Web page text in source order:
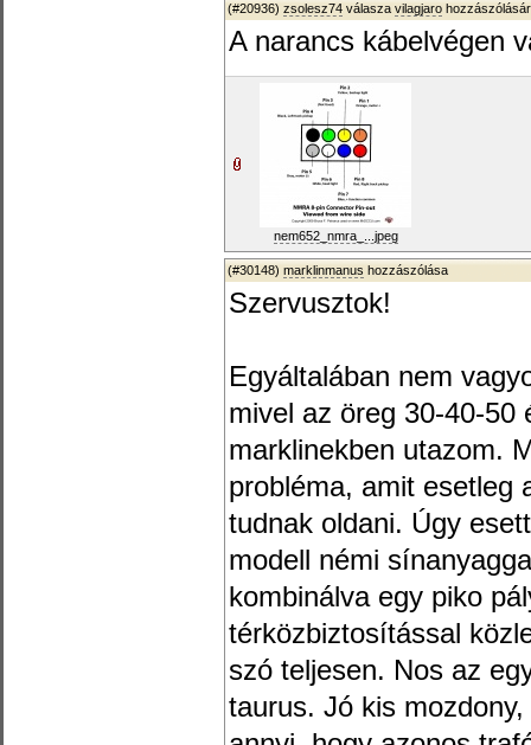
(#20936) zsolesz74 válasza vilagjaro
A narancs kábelvégen
nem652_nmra_...jpeg
(#30148) marklinmanus hozzászólása
Szervusztok!
Egyáltalában nem
mivel az öreg 30-40-50
marklinekben utazom.
probléma, amit esetleg
tudnak oldani. Úgy
modell némi
kombinálva egy piko
térközbiztosítással
szó teljesen. Nos az
taurus. Jó kis